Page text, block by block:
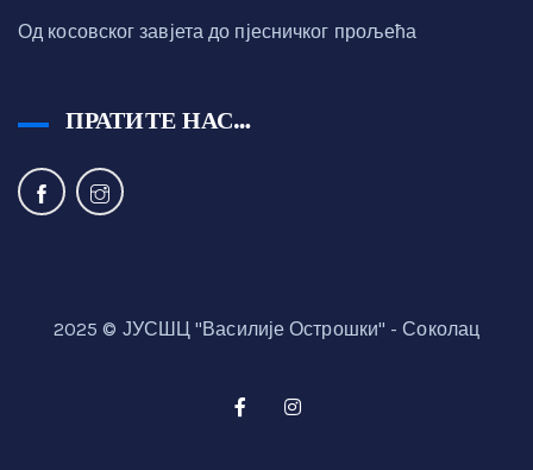
Од косовског завјета до пјесничког прољећа
ПРАТИТЕ НАС…
2025 © ЈУСШЦ "Василије Острошки" - Соколац